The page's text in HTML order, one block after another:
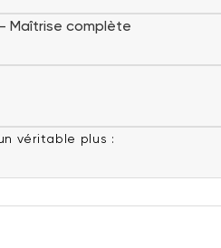
Maîtrise complète
véritable plus :